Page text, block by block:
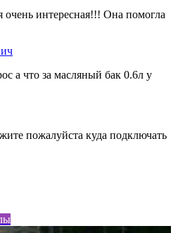
интересная!!! Она помогла
а что за масляный бак 0.6л у
пожалуйста куда подключать